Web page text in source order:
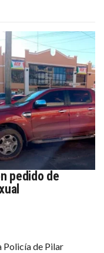
pedido de
Policía de Pilar